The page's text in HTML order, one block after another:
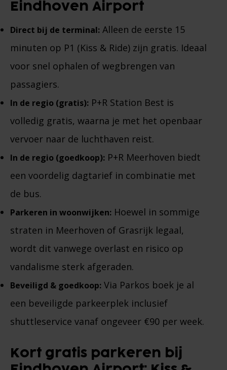
Eindhoven Airport
Direct bij de terminal: Alleen de eerste 15
minuten op P1 (Kiss & Ride) zijn gratis. Ideaal
voor snel ophalen of wegbrengen van
passagiers.
In de regio (gratis): P+R Station Best is
volledig gratis, waarna je met het openbaar
vervoer naar de luchthaven reist.
In de regio (goedkoop): P+R Meerhoven biedt
een voordelig dagtarief in combinatie met
de bus.
Parkeren in woonwijken: Hoewel in sommige
straten in Meerhoven of Grasrijk legaal,
wordt dit vanwege overlast en risico op
vandalisme sterk afgeraden.
Beveiligd & goedkoop: Via Parkos boek je al
een beveiligde parkeerplek inclusief
shuttleservice vanaf ongeveer €90 per week.
Kort gratis parkeren bij